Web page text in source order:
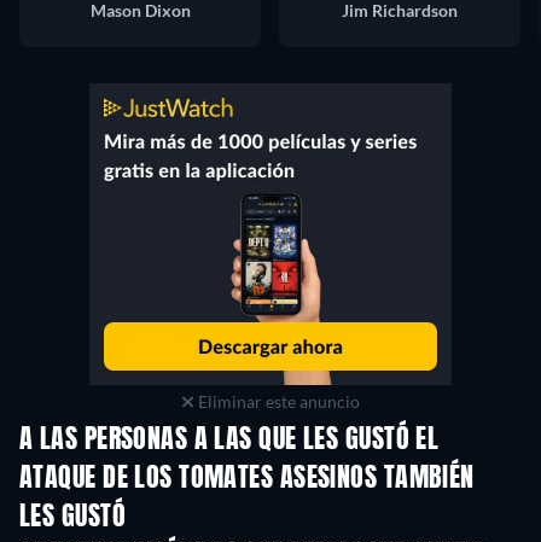
Mason Dixon
Jim Richardson
Eliminar este anuncio
A LAS PERSONAS A LAS QUE LES GUSTÓ EL
ATAQUE DE LOS TOMATES ASESINOS TAMBIÉN
LES GUSTÓ